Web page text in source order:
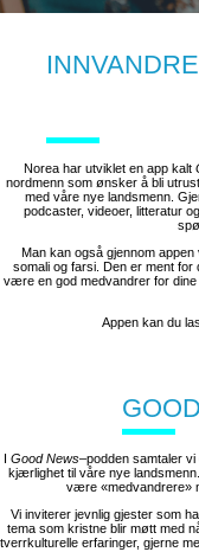
Norea har utviklet en app kalt
nordmenn som ønsker å bli
med våre nye landsmenn.
podcaster, videoer, litteratur
Man kan også gjennom
somali og farsi. Den er ment
være en god medvandrer for dine
Appen kan du
Good News–podden samtaler
kjærlighet til våre nye
være «medvandrere»
Vi inviterer jevnlig gjester som
tema som kristne blir møtt med
tverrkulturelle erfaringer, gjerne